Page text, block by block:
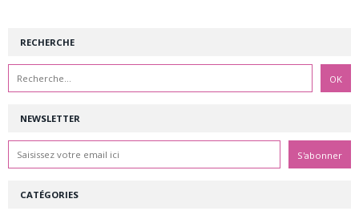
NEWSLETTER
RECHERCHE
CATÉGORIES